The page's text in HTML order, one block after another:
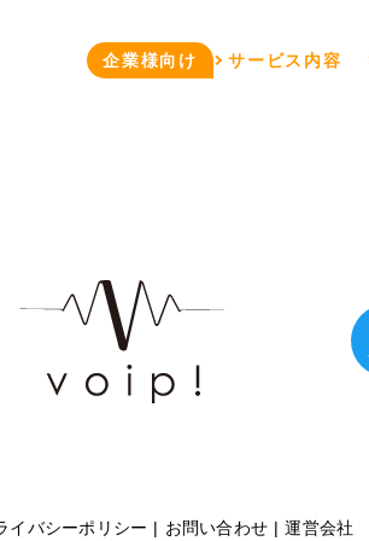
企業様向け サービス内容
イバシーポリシー お問い合わせ 運営会社